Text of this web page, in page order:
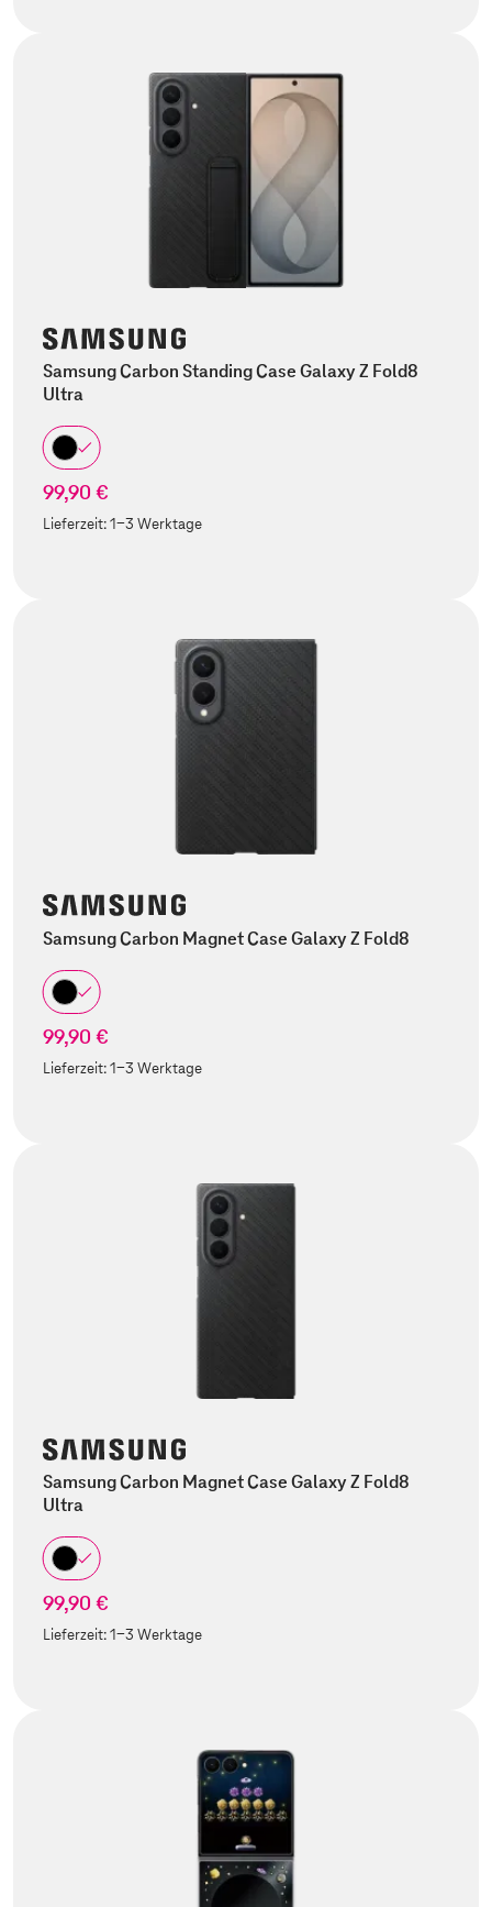
Samsung Carbon Standing Case Galaxy Z Fold8
Ultra
99,90 €
Lieferzeit:1-3 Werktage
Samsung Carbon Magnet Case Galaxy Z Fold8
99,90 €
Lieferzeit:1-3 Werktage
Samsung Carbon Magnet Case Galaxy Z Fold8
Ultra
99,90 €
Lieferzeit:1-3 Werktage